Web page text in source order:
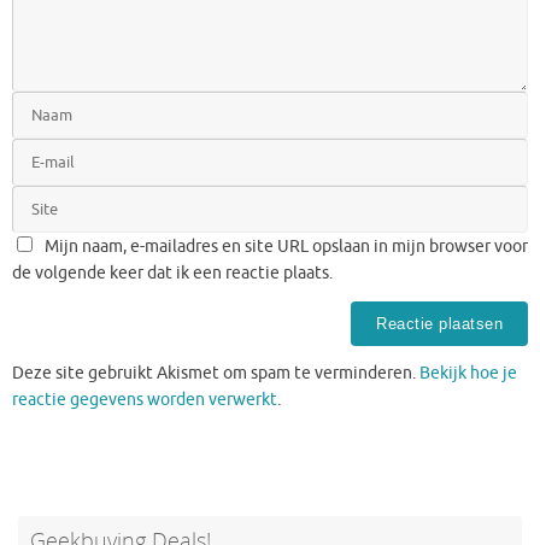
Mijn naam, e-mailadres en site URL opslaan in mijn browser voor
de volgende keer dat ik een reactie plaats.
Deze site gebruikt Akismet om spam te verminderen. Bekijk hoe je
reactie gegevens worden verwerkt.